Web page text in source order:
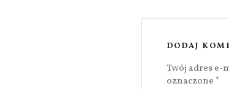
DODAJ
Twój adres e-
oznaczone *